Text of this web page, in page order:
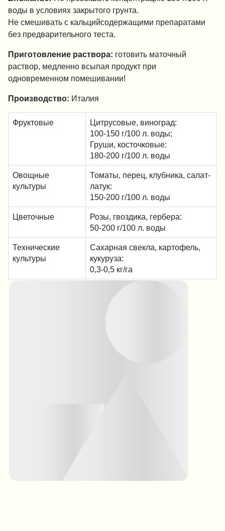
воды в условиях закрытого грунта.
Не смешивать с кальцийсодержащими препаратами
без предварительного теста.
Приготовление раствора: готовить маточный
раствор, медленно всыпая продукт при
одновременном помешивании!
Производство: Италия
Фруктовые
Цитрусовые, виноград:
100-150 г/100 л. воды;
Груши, косточковые:
180-200 г/100 л. воды
Овощные
культуры
Томаты, перец, клубника, салат-
латук:
150-200 г/100 л. воды
Цветочные
Розы, гвоздика, гербера:
50-200 г/100 л. воды
Технические
культуры
Сахарная свекла, картофель,
кукуруза:
0,3-0,5 кг/га